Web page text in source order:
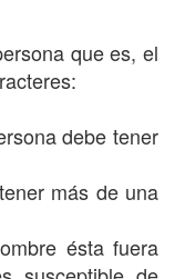
que es, el
debe tener
más de una
ésta fuera